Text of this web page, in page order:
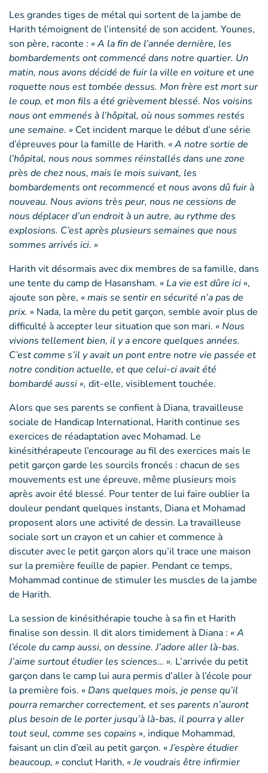
Les grandes tiges de métal qui sortent de la jambe de
Harith témoignent de l’intensité de son accident. Younes,
son père, raconte : « A la fin de l’année dernière, les
bombardements ont commencé dans notre quartier. Un
matin, nous avons décidé de fuir la ville en voiture et une
roquette nous est tombée dessus. Mon frère est mort sur
le coup, et mon fils a été grièvement blessé. Nos voisins
nous ont emmenés à l’hôpital, où nous sommes restés
une semaine. » Cet incident marque le début d’une série
d’épreuves pour la famille de Harith. « A notre sortie de
l’hôpital, nous nous sommes réinstallés dans une zone
près de chez nous, mais le mois suivant, les
bombardements ont recommencé et nous avons dû fuir à
nouveau. Nous avions très peur, nous ne cessions de
nous déplacer d’un endroit à un autre, au rythme des
explosions. C’est après plusieurs semaines que nous
sommes arrivés ici. »
Harith vit désormais avec dix membres de sa famille, dans
une tente du camp de Hasansham. « La vie est dûre ici »,
ajoute son père, « mais se sentir en sécurité n’a pas de
prix. » Nada, la mère du petit garçon, semble avoir plus de
difficulté à accepter leur situation que son mari. « Nous
vivions tellement bien, il y a encore quelques années.
C’est comme s’il y avait un pont entre notre vie passée et
notre condition actuelle, et que celui-ci avait été
bombardé aussi », dit-elle, visiblement touchée.
Alors que ses parents se confient à Diana, travailleuse
sociale de Handicap International, Harith continue ses
exercices de réadaptation avec Mohamad. Le
kinésithérapeute l’encourage au fil des exercices mais le
petit garçon garde les sourcils froncés : chacun de ses
mouvements est une épreuve, même plusieurs mois
après avoir été blessé. Pour tenter de lui faire oublier la
douleur pendant quelques instants, Diana et Mohamad
proposent alors une activité de dessin. La travailleuse
sociale sort un crayon et un cahier et commence à
discuter avec le petit garçon alors qu’il trace une maison
sur la première feuille de papier. Pendant ce temps,
Mohammad continue de stimuler les muscles de la jambe
de Harith.
La session de kinésithérapie touche à sa fin et Harith
finalise son dessin. Il dit alors timidement à Diana : « A
l’école du camp aussi, on dessine. J’adore aller là-bas.
J’aime surtout étudier les sciences… ». L’arrivée du petit
garçon dans le camp lui aura permis d’aller à l’école pour
la première fois. « Dans quelques mois, je pense qu’il
pourra remarcher correctement, et ses parents n’auront
plus besoin de le porter jusqu’à là-bas, il pourra y aller
tout seul, comme ses copains », indique Mohammad,
faisant un clin d’œil au petit garçon. «J’espère étudier
beaucoup, »conclut Harith, « Je voudrais être infirmier